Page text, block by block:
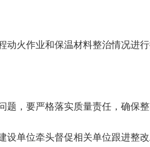
火作业和保温材料整治情况进行
，要严格落实质量责任，确保整
单位牵头督促相关单位跟进整